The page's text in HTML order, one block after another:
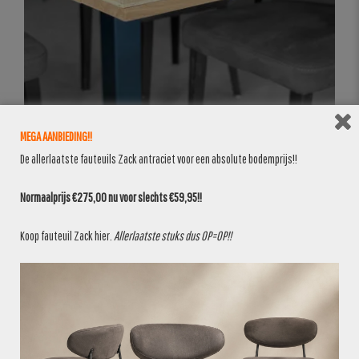
BANKEN
MEGA AANBIEDING!!
De allerlaatste fauteuils Zack antraciet voor een absolute bodemprijs!!
Normaalprijs €275,00 nu voor slechts €59,95!!
Koop fauteuil Zackhier Allerlaatste stuks dus OP=OP!!